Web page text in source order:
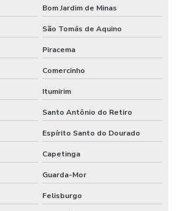
Bom Jardim de Minas
São Tomás de Aquino
Piracema
Comercinho
Itumirim
Santo Antônio do Retiro
Espírito Santo do Dourado
Capetinga
Guarda-Mor
Felisburgo